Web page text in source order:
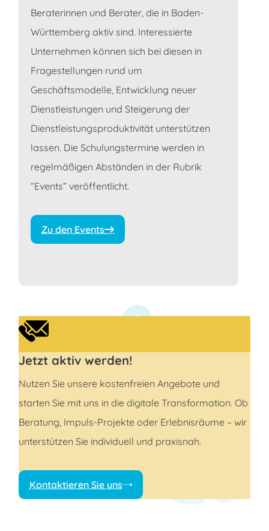
Beraterinnen und Berater, die in Baden-
Württemberg aktiv sind. Interessierte
Unternehmen können sich bei diesen in
Fragestellungen rund um
Geschäftsmodelle, Entwicklung neuer
Dienstleistungen und Steigerung der
Dienstleistungsproduktivität unterstützen
lassen. Die Schulungstermine werden in
regelmäßigen Abständen in der Rubrik
“Events” veröffentlicht.
Zu den Events
Jetzt aktiv werden!
Nutzen Sie unsere kostenfreien Angebote und
starten Sie mit uns in die digitale Transformation. Ob
Beratung, Impuls-Projekte oder Erlebnisräume – wir
unterstützen Sie individuell und praxisnah.
Kontaktieren Sie uns